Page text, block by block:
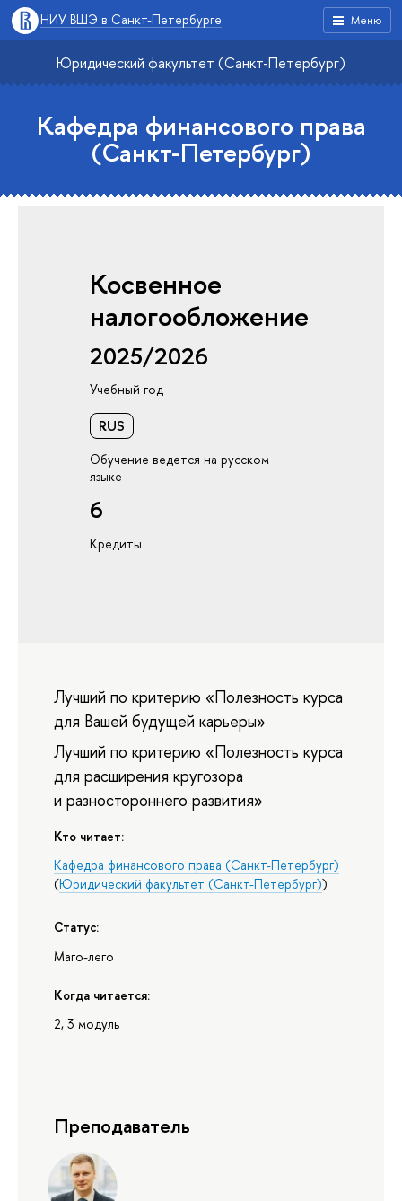
Меню
НИУ ВШЭ в Санкт-Петербурге
Юридический факультет (Санкт-Петербург)
Кафедра финансового права
(Санкт-Петербург)
Косвенное
налогообложение
2025/2026
Учебный год
RUS
Обучение ведется на русском
языке
6
Кредиты
Лучший по критерию «Полезность курса
для Вашей будущей карьеры»
Лучший по критерию «Полезность курса
для расширения кругозора
и разностороннего развития»
Кто читает:
Кафедра финансового права (Санкт-Петербург)
(Юридический факультет (Санкт-Петербург))
Статус:
Маго-лего
Когда читается:
2, 3 модуль
Преподаватель